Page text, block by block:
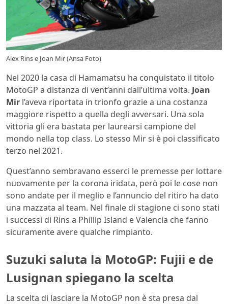
Alex Rins e Joan Mir (Ansa Foto)
Nel 2020 la casa di Hamamatsu ha conquistato il titolo
MotoGP a distanza di vent’anni dall’ultima volta. Joan
Mir l’aveva riportata in trionfo grazie a una costanza
maggiore rispetto a quella degli avversari. Una sola
vittoria gli era bastata per laurearsi campione del
mondo nella top class. Lo stesso Mir si è poi classificato
terzo nel 2021.
Quest’anno sembravano esserci le premesse per lottare
nuovamente per la corona iridata, però poi le cose non
sono andate per il meglio e l’annuncio del ritiro ha dato
una mazzata al team. Nel finale di stagione ci sono stati
i successi di Rins a Phillip Island e Valencia che fanno
sicuramente avere qualche rimpianto.
Suzuki saluta la MotoGP: Fujii e de
Lusignan spiegano la scelta
La scelta di lasciare la MotoGP non è sta presa dal